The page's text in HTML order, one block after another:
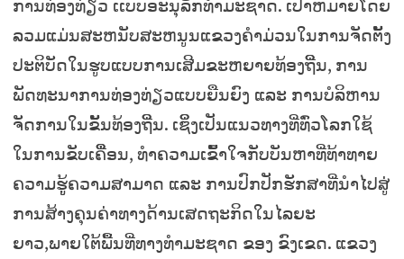
ການທ່ອງທ່ຽວ ເເບບອະນຸລັກທຳມະຊາດ. ເປົົ້າຫມາຍໂດຍ
ລວມແມ່ນສະຫນັບສະຫນູນແຂວງຄຳມ່ວນໃນການຈັດຕັັ້ງ
ປະຕິບັດໃນຮູບແບບການເສີມຂະຫຍາຍທ້ອງຖິີ່ນ, ການ
ພັດທະນາການທ່ອງທ່ຽວແບບຍືນຍົງ ແລະ ການບໍລິຫານ
ຈັດການໃນຂັັ້ນທ້ອງຖິີ່ນ. ເຊິິ່ງເປັນແນວທາງທີ່ທົ່ວໂລກໃຊ້
ໃນການຂັບເຄືີ່ອນ, ທຳຄວາມເຂົັ້າໃຈກັບບັນຫາທີ່ທ້າທາຍ
ຄວາມຮູູ້ຄວາມສາມາດ ແລະ ການປົກປັກຮັກສາທີ່ນຳໄປສູ່
ການສ້າງຄຸນຄ່າທາງດ້ານເສດຖະກິດໃນໄລຍະ
ຍາວ,ພາຍໃຕ້ພື້ນທີ່ທາງທຳມະຊາດ ຂອງ ຂົງເຂດ. ແຂວງ